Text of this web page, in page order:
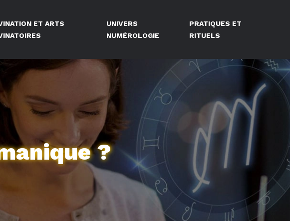
ET ARTS
UNIVERS
NUMÉROLOGIE
PRATIQUES ET
RITUELS
?